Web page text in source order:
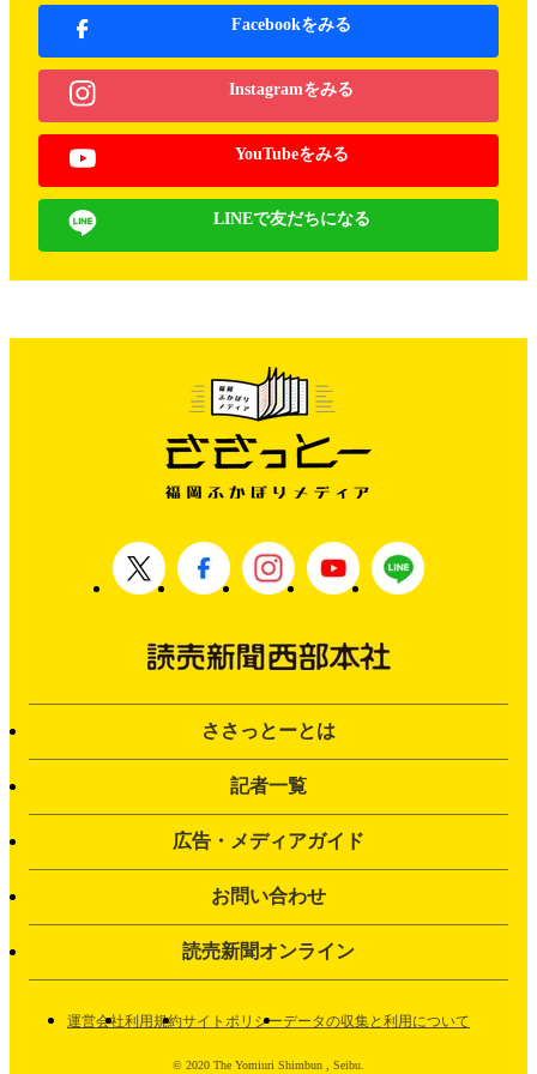
Facebookをみる
Instagramをみる
YouTubeをみる
LINEで友だちになる
ささっとーとは
記者一覧
広告・メディアガイド
お問い合わせ
読売新聞オンライン
運営会社利用規約サイトポリシーデータの収集と利用について
© 2020 The Yomiuri Shimbun , Seibu.